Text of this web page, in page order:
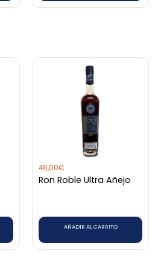
46,00€
Ron Roble Ultra Añejo
AÑADIR AL CARRITO